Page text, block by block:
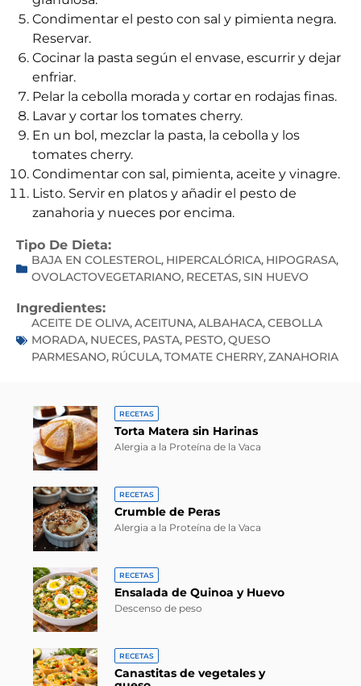
Condimentar el pesto con sal y pimienta negra.
Reservar.
Cocinar la pasta según el envase, escurrir y dejar
enfriar.
Pelar la cebolla morada y cortar en rodajas finas.
Lavar y cortar los tomates cherry.
En un bol, mezclar la pasta, la cebolla y los
tomates cherry.
Condimentar con sal, pimienta, aceite y vinagre.
Listo. Servir en platos y añadir el pesto de
zanahoria y nueces por encima.
Tipo De Dieta:
BAJA EN COLESTEROL, HIPERCALÓRICA, HIPOGRASA,
OVOLACTOVEGETARIANO, RECETAS,SIN HUEVO
Ingredientes:
ACEITE DE OLIVA,ACEITUNA,ALBAHACA,CEBOLLA
MORADA, NUECES, PASTA, PESTO,QUESO
PARMESANO, RÚCULA,TOMATE CHERRY,ZANAHORIA
RECETAS
Torta Matera sin Harinas
Alergia a la Proteína de la Vaca
RECETAS
Crumble de Peras
Alergia a la Proteína de la Vaca
RECETAS
Ensalada de Quinoa y Huevo
Descenso de peso
RECETAS
Canastitas de vegetales y